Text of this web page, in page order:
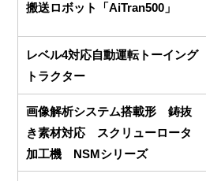
搬送ロボット「AiTran500」
レベル4対応自動運転トーイング
トラクター
画像解析システム搭載形 鋳抜
き素材対応 スクリューロータ
加工機 NSMシリーズ